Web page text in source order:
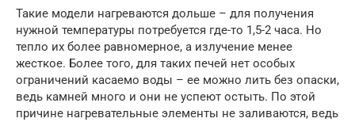
Такие модели нагреваются дольше – для получения
нужной температуры потребуется где-то 1,5-2 часа. Но
тепло их более равномерное, а излучение менее
жесткое. Более того, для таких печей нет особых
ограничений касаемо воды – ее можно лить без опаски,
ведь камней много и они не успеют остыть. По этой
причине нагревательные элементы не заливаются, ведь